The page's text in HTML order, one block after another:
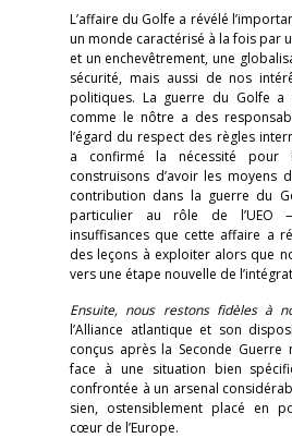
L’affaire du Golfe a révélé
un monde caractérisé à la fois par
et un enchevêtrement, une
sécurité, mais aussi de nos
politiques. La guerre du Golfe a
comme le nôtre a des
l’égard du respect des règles
a confirmé la nécessité pour
construisons d’avoir les moyens
contribution dans la guerre du
particulier au rôle de l’UEO
insuffisances que cette affaire a
des leçons à exploiter alors que
vers une étape nouvelle de
Ensuite, nous restons fidèles à
l’Alliance atlantique et son
conçus après la Seconde
face à une situation bien
confrontée à un arsenal
sien, ostensiblement placé en
cœur de l’Europe.